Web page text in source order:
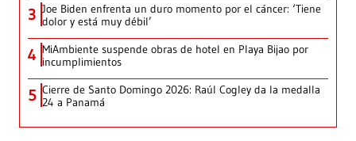
3 Joe Biden enfrenta un duro momento por el cáncer: ‘Tiene
dolor y está muy débil’
4 MiAmbiente suspende obras de hotel en Playa Bijao por
incumplimientos
5 Cierre de Santo Domingo 2026: Raúl Cogley da la medalla
24 a Panamá